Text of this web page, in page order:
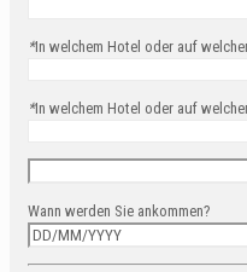
*In welchem Hotel oder auf
*In welchem Hotel oder auf
Wann werden Sie ankommen?